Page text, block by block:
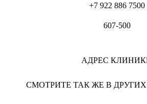
+7 922 886 7500
607-500
АДРЕС
СМОТРИТЕ ТАК ЖЕ В